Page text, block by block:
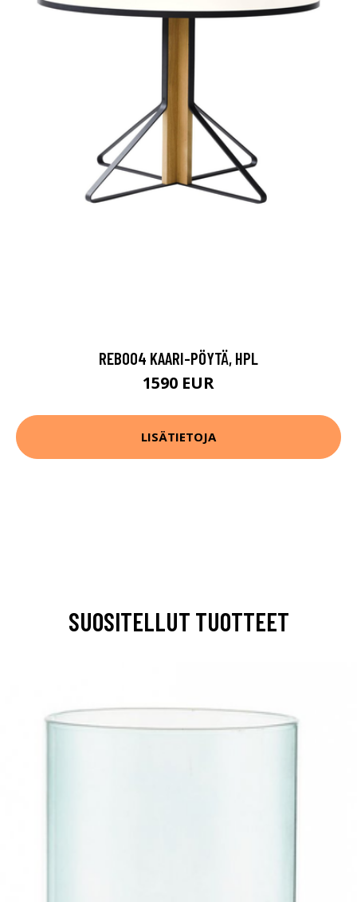
REB004 KAARI-PÖYTÄ, HPL
1590 EUR
LISÄTIETOJA
SUOSITELLUT TUOTTEET